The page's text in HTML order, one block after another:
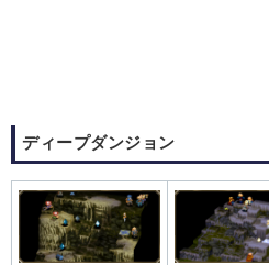
ディープダンジョン